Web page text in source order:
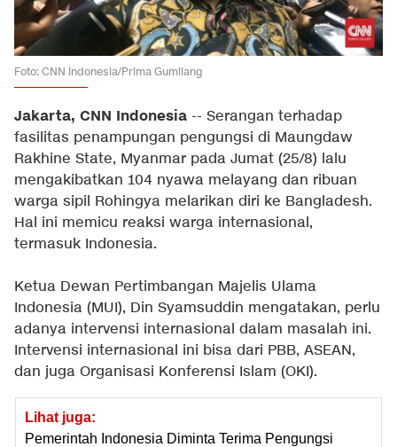
Foto: CNN Indonesia/Prima Gumilang
Jakarta, CNN Indonesia -- Serangan terhadap
fasilitas penampungan pengungsi di Maungdaw
Rakhine State, Myanmar pada Jumat (25/8) lalu
mengakibatkan 104 nyawa melayang dan ribuan
warga sipil Rohingya melarikan diri ke Bangladesh.
Hal ini memicu reaksi warga internasional,
termasuk Indonesia.
Ketua Dewan Pertimbangan Majelis Ulama
Indonesia (MUI), Din Syamsuddin mengatakan, perlu
adanya intervensi internasional dalam masalah ini.
Intervensi internasional ini bisa dari PBB, ASEAN,
dan juga Organisasi Konferensi Islam (OKI).
Lihat juga:
Pemerintah Indonesia Diminta Terima Pengungsi